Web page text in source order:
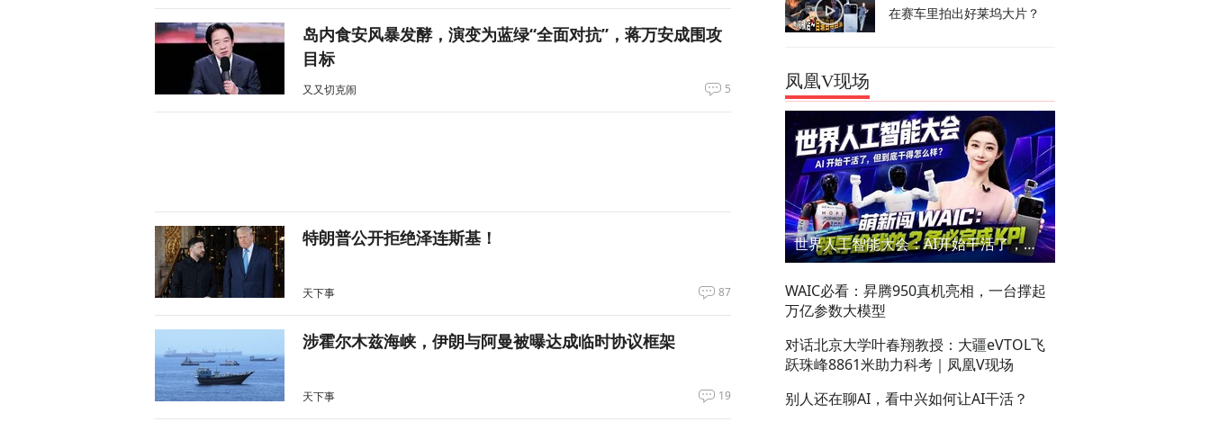
岛内食安风暴发酵，演变为蓝绿“全面对抗”，蒋万安成围攻
目标
又又切克闹 5
特朗普公开拒绝泽连斯基！
天下事 87
涉霍尔木兹海峡，伊朗与阿曼被曝达成临时协议框架
天下事 19
在赛车里拍出好莱坞大片？
凤凰V现场
世界人工智能大会：AI开始干活了，但到底干的怎么样？萌新闯WAIC
WAIC必看：昇腾950真机亮相，一台撑起
万亿参数大模型
对话北京大学叶春翔教授：大疆eVTOL飞
跃珠峰8861米助力科考｜凤凰V现场
别人还在聊AI，看中兴如何让AI干活？